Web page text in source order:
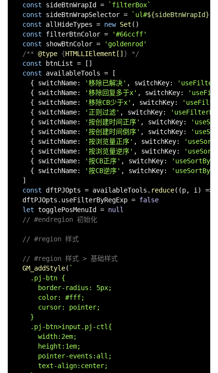
const sideBtnWrapId =
`filterBox`
const sideBtnWrapSelector = `ul#${sideBtnWrapId}
const allHideTypes = new Set ()
const filterBtnColor =
'#66ccff'
const showBtnColor =
'goldenrod'
/** @type {HTMLLIElement[] } */
const btnList = []
const availableTools = [
{ switchName: '移除已解决' , switchKey:
{ switchName: '移除回复多于x' , switchKey:
{ switchName: '移除CB少于x' , switchKey:
{ switchName: '正则过滤' , switchKey:
{ switchName: '按创建时间正序' , switchKey:
{ switchName: '按创建时间倒序' , switchKey:
{ switchName: '按浏览量正序' , switchKey:
{ switchName: '按浏览量逆序' , switchKey:
{ switchName: '按CB正序' , switchKey:
{ switchName: '按CB逆序' , switchKey:
]
const dftPJOpts = availableTools. reduce( (p, i) =>
dftPJOpts. useFilterByRegExp = false
let togglePosMenuId = null
// #endregion 初始化
// #region 样式
// #region 样式 > 基础样式
GM_addStyle( `
.pj-btn {
border-radius: 5px;
color: #fff;
cursor: pointer;
}
.pj-btn>input.pj-ctl{
width:2em;
height:1em;
pointer-events:all;
text-align:center;